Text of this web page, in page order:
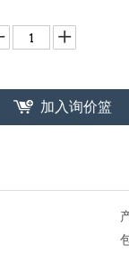
加入询价篮